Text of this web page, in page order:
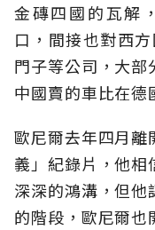
金磚四國的瓦解
口，間接也對西
門子等公司，大
中國賣的車比在德
歐尼爾去年四月離
義」紀錄片，他
深深的鴻溝，但
的階段，歐尼爾